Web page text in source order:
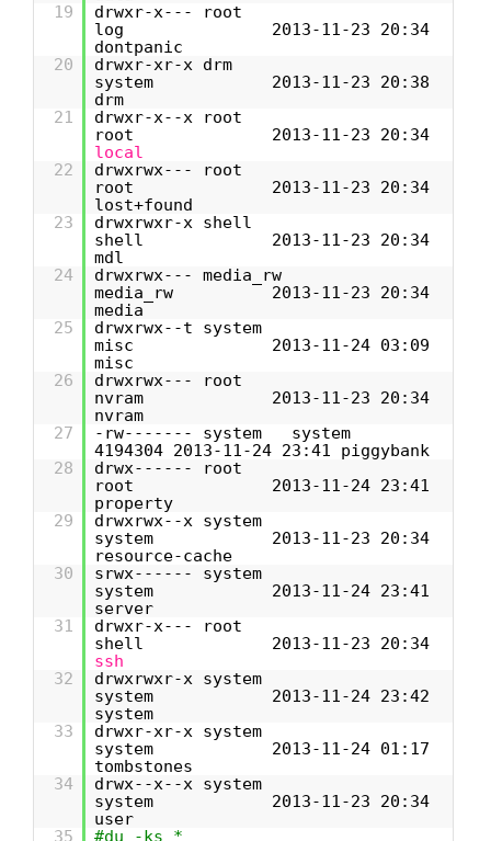
19
drwxr-x--- root
log 2013-11-23 20:34
dontpanic
20
drwxr-xr-x drm
system 2013-11-23 20:38
drm
21
drwxr-x--x root
root 2013-11-23 20:34
local
22
drwxrwx--- root
root 2013-11-23 20:34
lost+found
23
drwxrwxr-x shell
shell 2013-11-23 20:34
mdl
24
drwxrwx--- media_rw
media_rw 2013-11-23 20:34
media
25
drwxrwx--t system
misc 2013-11-24 03:09
misc
26
drwxrwx--- root
nvram 2013-11-23 20:34
nvram
27
-rw------- system system
4194304 2013-11-24 23:41 piggybank
28
drwx------ root
root 2013-11-24 23:41
property
29
drwxrwx--x system
system 2013-11-23 20:34
resource-cache
30
srwx------ system
system 2013-11-24 23:41
server
31
drwxr-x--- root
shell 2013-11-23 20:34
ssh
32
drwxrwxr-x system
system 2013-11-24 23:42
system
33
drwxr-xr-x system
system 2013-11-24 01:17
tombstones
34
drwx--x--x system
system 2013-11-23 20:34
user
35
#du -ks *